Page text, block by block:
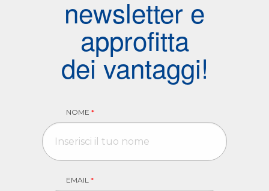
newsletter e
approfitta
dei vantaggi!
NOME *
EMAIL *